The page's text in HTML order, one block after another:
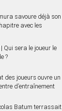
savoure déjà son
avec les
Qui sera le joueur le
?
des joueurs ouvre un
d’entraînement
Batum terrassait